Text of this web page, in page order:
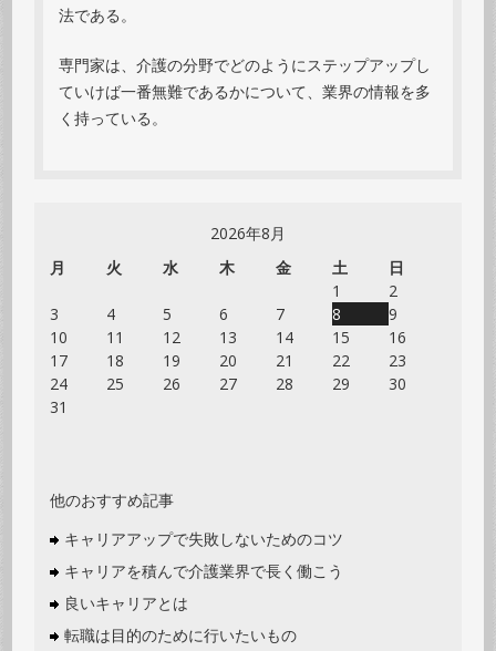
法である。
専門家は、介護の分野でどのようにステップアップし
ていけば一番無難であるかについて、業界の情報を多
く持っている。
2026年8月
月
火 水 木 金 土
日
1
2
3
4 5 6 7 8
9
10
11 12 13 14 15
16
17
18 19 20 21 22
23
24
25 26 27 28 29
30
31
他のおすすめ記事
キャリアアップで失敗しないためのコツ
キャリアを積んで介護業界で長く働こう
良いキャリアとは
転職は目的のために行いたいもの